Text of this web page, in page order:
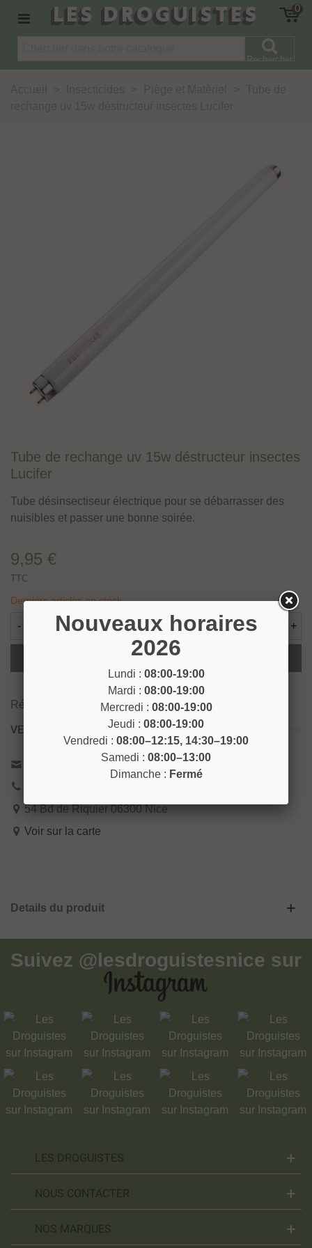
LES DROGUISTES 0
Rechercher
Tube de rechange uv 15w déstructeur insectes
Lucifer
Tube désinsectiseur électrique pour se débarrasser des
nuisibles et passer une bonne soirée.
9,95 €
TTC
Derniers articles en stock
- +
Ajouter Au Panier
Référence:
VENEZ NOUS RENCONTRER !
Contactez-nous
54 Bd de Riquier 06300 Nice
Voir sur la carte
Details du produit
Suivez @lesdroguistesnice sur
LES DROGUISTES
NOUS CONTACTER
NOS MARQUES
Nouveaux horaires
2026
Lundi : 08:00-19:00
Mardi : 08:00-19:00
Mercredi : 08:00-19:00
Jeudi : 08:00-19:00
Vendredi : 08:00–12:15, 14:30–19:00
Samedi : 08:00–13:00
Dimanche : Fermé